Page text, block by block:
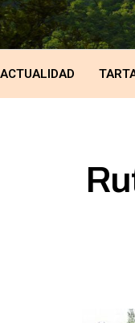
ACTUALIDAD